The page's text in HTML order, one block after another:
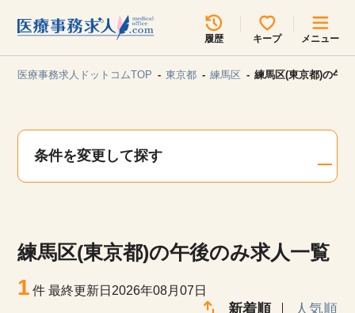
履歴 キープ メニュー
見学会・イベント情報
医療事務求人ドットコムTOP 東京都 練馬区 練馬区(東京都)の午
条件を変更して探す
練馬区(東京都)の午後のみ求人一覧
1 件最終更新日2026年08月07日
新着順 人気順
所在地のエリアを選択してください
各支店担当よりご連絡させていただきます。
関東
甲信越・北陸 中国・四国